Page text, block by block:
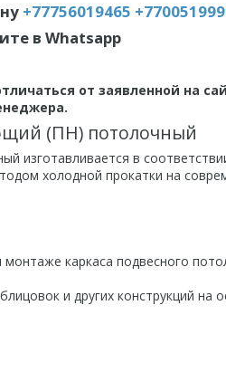
+77756019465
в Whatsapp
от заявленной на
(ПН) потолочный
в
холодной прокатки на
каркаса подвесного
и других конструкций